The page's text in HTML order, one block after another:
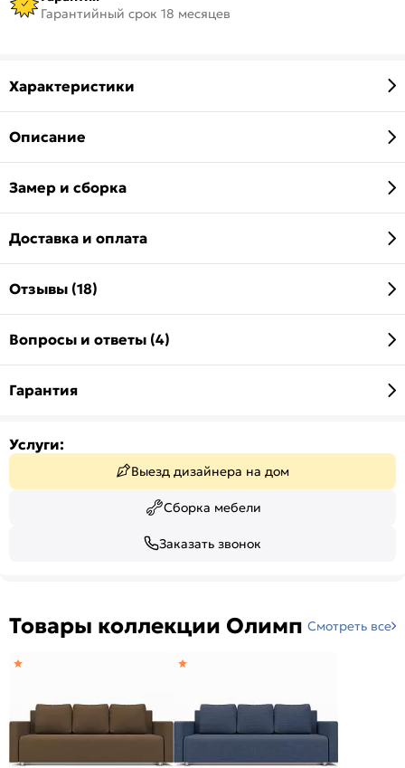
Гарантийный срок 18 месяцев
Характеристики
Описание
Замер и сборка
Доставка и оплата
Отзывы (18)
Вопросы и ответы (4)
Гарантия
Услуги:
Выезд дизайнера на дом
Сборка мебели
Заказать звонок
Товары коллекции Олимп Смотреть все